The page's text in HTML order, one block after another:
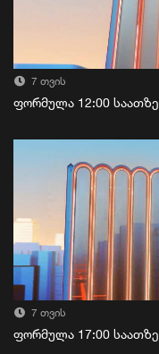
7 თვის
ფორმულა 12:00 საათზე
7 თვის
ფორმულა 17:00 საათზე